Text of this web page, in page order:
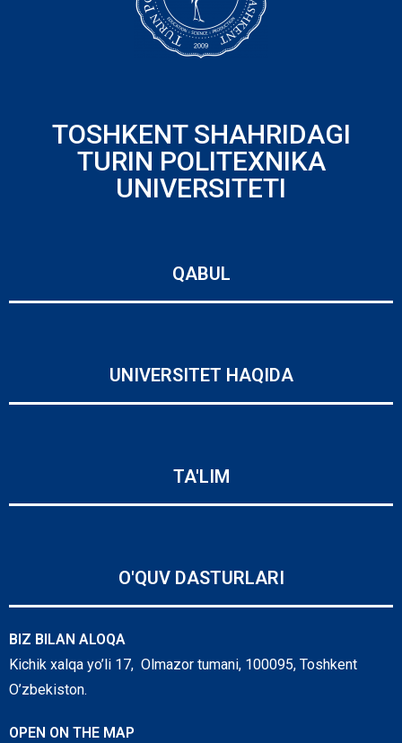
TOSHKENT SHAHRIDAGI
TURIN POLITEXNIKA
UNIVERSITETI
QABUL
UNIVERSITET HAQIDA
TA'LIM
O'QUV DASTURLARI
BIZ BILAN ALOQA
Kichik xalqa yo’li 17, Olmazor tumani, 100095, Toshkent
O’zbekiston.
OPEN ON THE MAP